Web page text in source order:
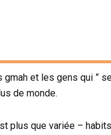
et les gens qui ”
de monde.
plus que variée –